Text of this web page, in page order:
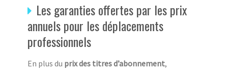
Les garanties offertes par les prix
annuels pour les déplacements
professionnels
En plus du prix des titres d’abonnement,